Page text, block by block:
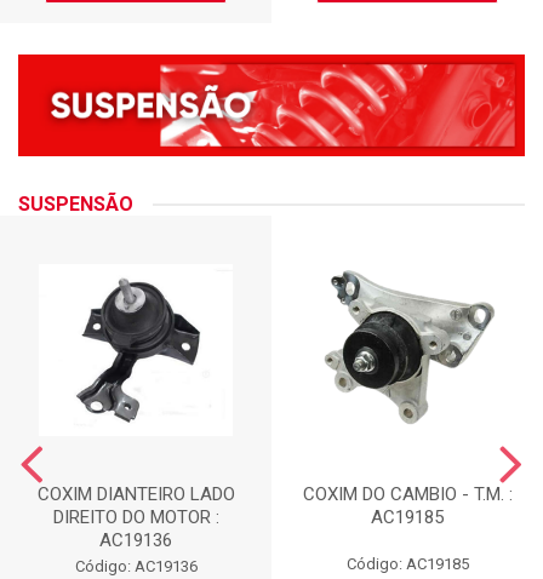
SUSPENSÃO
COXIM DIANTEIRO LADO
DIREITO DO MOTOR :
AC19136
Código: AC19136
COXIM DO CAMBIO - T.M. :
AC19185
Código: AC19185